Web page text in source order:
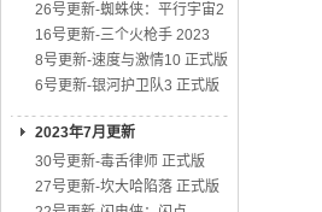
26号更新-蜘蛛侠：平行宇宙2
16号更新-三个火枪手 2023
8号更新-速度与激情10 正式版
6号更新-银河护卫队3 正式版
2023年7月更新
30号更新-毒舌律师 正式版
27号更新-坎大哈陷落 正式版